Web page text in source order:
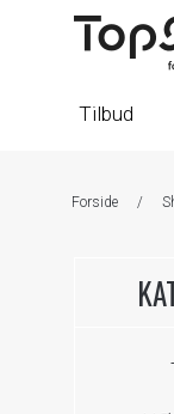
Tilbud
Forside /